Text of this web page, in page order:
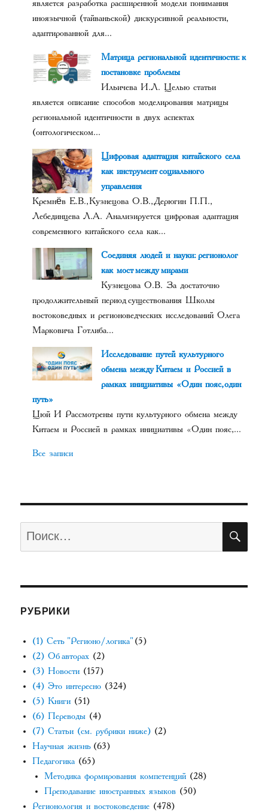
является разработка расширенной модели понимания
иноязычной (тайваньской) дискурсивной реальности,
адаптированной для...
Матрица региональной идентичности: к
постановке проблемы
Ильичева И.Л. Целью статьи
является описание способов моделирования матрицы
региональной идентичности в двух аспектах
(онтологическом...
Цифровая адаптация китайского села
как инструмент социального
управления
Кремнёв Е.В., Кузнецова О.В., Дерюгин П.П.,
Лебединцева Л.А. Анализируется цифровая адаптация
современного китайского села как...
Соединяя людей и науки: регионолог
как мост между мирами
Кузнецова О.В. За достаточно
продолжительный период существования Школы
востоковедных и регионоведческих исследований Олега
Марковича Готлиба...
Исследование путей культурного
обмена между Китаем и Россией в
рамках инициативы «Один пояс, один
путь»
Цюй И Рассмотрены пути культурного обмена между
Китаем и Россией в рамках инициативы «Один пояс,...
Все записи
РУБРИКИ
(1) Сеть "Регионо/логика"(5)
(2) Об авторах (2)
(3) Новости (157)
(4) Это интересно (324)
(5) Книги (51)
(6) Переводы (4)
(7) Статьи (см. рубрики ниже) (2)
Научная жизнь(63)
Педагогика (65)
Методика формирования компетенций (28)
Преподавание иностранных языков (50)
Регионология и востоковедение (478)